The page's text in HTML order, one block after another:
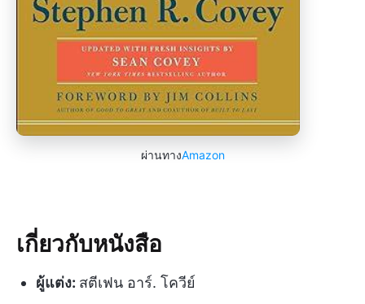
ผ่านทางAmazon
เกี่ยวกับหนังสือ
ผู้แต่ง: สตีเฟน อาร์. โควีย์